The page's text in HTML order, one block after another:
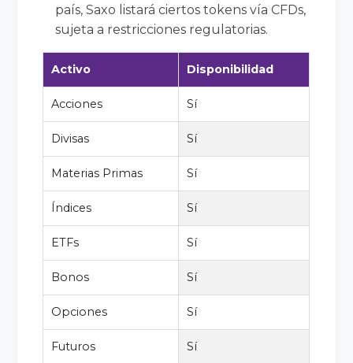
país, Saxo listará ciertos tokens vía CFDs,
sujeta a restricciones regulatorias.
Activo Disponibilidad
Acciones Sí
Divisas Sí
Materias Primas Sí
Índices Sí
ETFs Sí
Bonos Sí
Opciones Sí
Futuros Sí